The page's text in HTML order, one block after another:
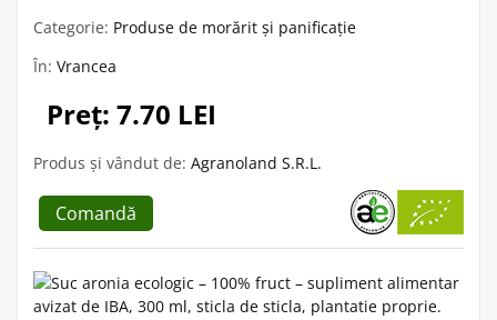
Categorie: Produse de morărit și panificație
În: Vrancea
Preț: 7.70 LEI
Produs și vândut de: Agranoland S.R.L.
Comandă